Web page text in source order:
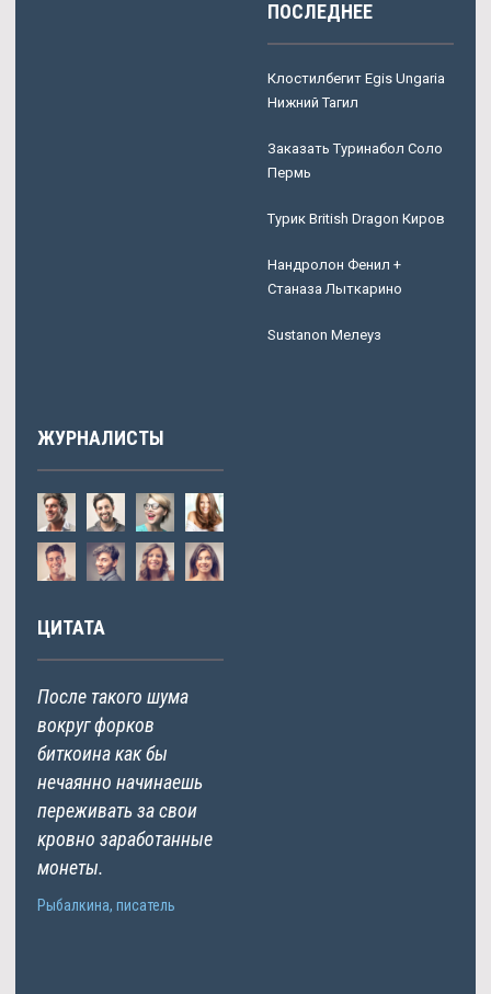
ПОСЛЕДНЕЕ
Клостилбегит Egis Ungaria
Нижний Тагил
Заказать Туринабол Соло
Пермь
Турик British Dragon Киров
Нандролон Фенил +
Станаза Лыткарино
Sustanon Мелеуз
ЖУРНАЛИСТЫ
ЦИТАТА
После такого шума
вокруг форков
биткоина как бы
нечаянно начинаешь
переживать за свои
кровно заработанные
монеты.
Рыбалкина, писатель